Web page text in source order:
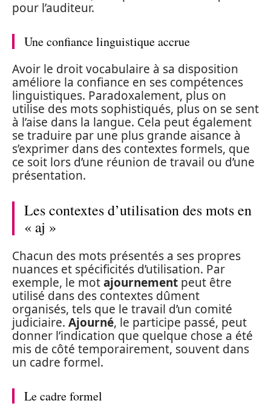
pour l’auditeur.
Une confiance linguistique accrue
Avoir le droit vocabulaire à sa disposition
améliore la confiance en ses compétences
linguistiques. Paradoxalement, plus on
utilise des mots sophistiqués, plus on se sent
à l’aise dans la langue. Cela peut également
se traduire par une plus grande aisance à
s’exprimer dans des contextes formels, que
ce soit lors d’une réunion de travail ou d’une
présentation.
Les contextes d’utilisation des mots en
« aj »
Chacun des mots présentés a ses propres
nuances et spécificités d’utilisation. Par
exemple, le motajournement peut être
utilisé dans des contextes dûment
organisés, tels que le travail d’un comité
judiciaire. Ajourné, le participe passé, peut
donner l’indication que quelque chose a été
mis de côté temporairement, souvent dans
un cadre formel.
Le cadre formel